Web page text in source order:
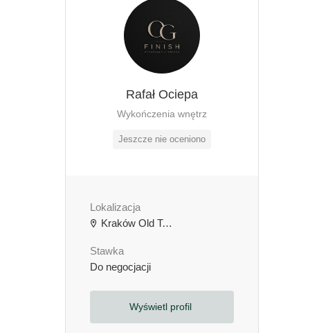
Rafał Ociepa
Wykończenia wnętrz
Jeszcze nie oceniono
Lokalizacja
Kraków Old Town, Kraków, Polska
Stawka
Do negocjacji
Wyświetl profil